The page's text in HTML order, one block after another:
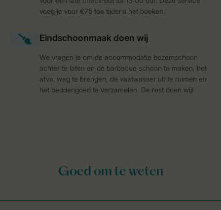
voeg je voor €75 toe tijdens het boeken.
We vragen je om de accommodatie bezemschoon
achter te laten en de barbecue schoon te maken, het
afval weg te brengen, de vaatwasser uit te ruimen en
het beddengoed te verzamelen. De rest doen wij!